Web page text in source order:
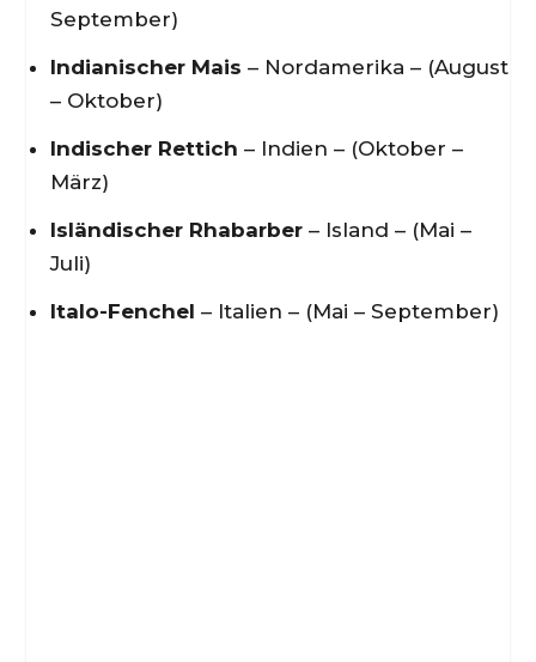
September)
Indianischer Mais – Nordamerika – (August
– Oktober)
Indischer Rettich – Indien – (Oktober –
März)
Isländischer Rhabarber– Island – (Mai –
Juli)
Italo-Fenchel – Italien – (Mai – September)